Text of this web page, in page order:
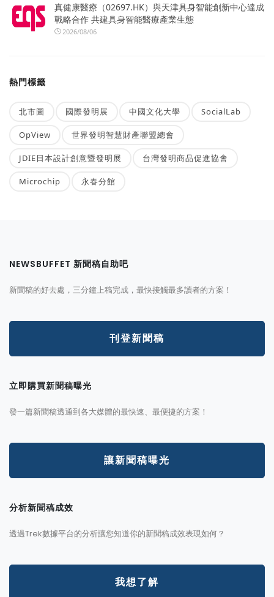
真健康醫療（02697.HK）與天津具身智能創新中心達成
戰略合作 共建具身智能醫療產業生態
2026/08/06
熱門標籤
北市圖 國際發明展 中國文化大學 SocialLab
OpView 世界發明智慧財產聯盟總會
JDIE日本設計創意暨發明展 台灣發明商品促進協會
Microchip 永春分館
NEWSBUFFET 新聞稿自助吧
新聞稿的好去處，三分鐘上稿完成，最快接觸最多讀者的方案！
刊登新聞稿
立即購買新聞稿曝光
發一篇新聞稿透通到各大媒體的最快速、最便捷的方案！
讓新聞稿曝光
分析新聞稿成效
透過Trek數據平台的分析讓您知道你的新聞稿成效表現如何？
我想了解